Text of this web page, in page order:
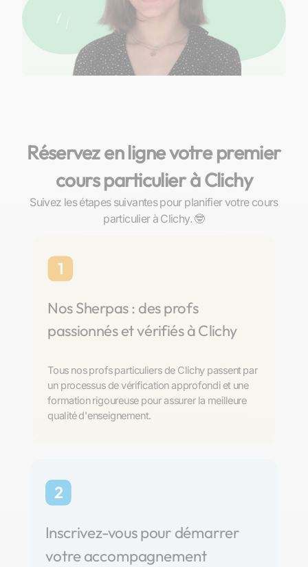
Réservez en ligne votre premier
cours particulier à Clichy
Suivez les étapes suivantes pour planifier votre cours
particulier à Clichy. 🤓
1
Nos Sherpas : des profs
passionnés et vérifiés à Clichy
Tous nos profs particuliers de Clichy passent par
un processus de vérification approfondi et une
formation rigoureuse pour assurer la meilleure
qualité d'enseignement.
2
Inscrivez-vous pour démarrer
votre accompagnement